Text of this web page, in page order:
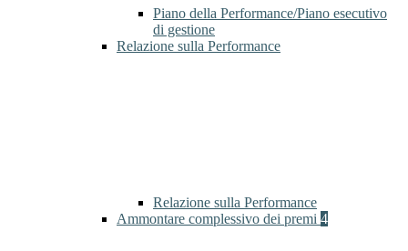
Piano della Performance/Piano esecutivo
di gestione
Relazione sulla Performance
Relazione sulla Performance
Ammontare complessivo dei premi 4